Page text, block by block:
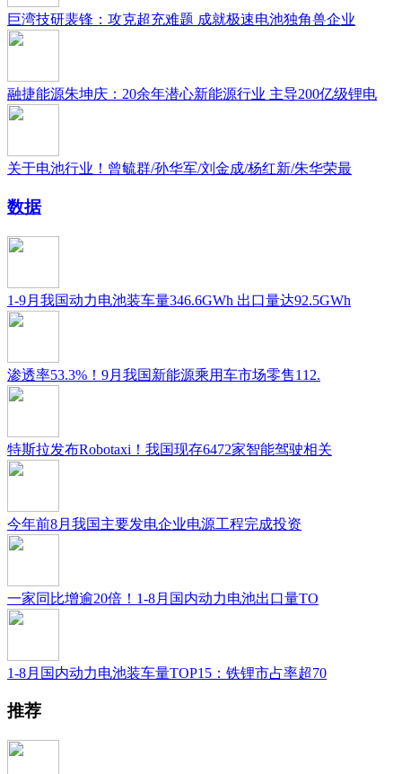
巨湾技研裴锋：攻克超充难题 成就极速电池独角兽企业
融捷能源朱坤庆：20余年潜心新能源行业 主导200亿级锂电
关于电池行业！曾毓群/孙华军/刘金成/杨红新/朱华荣最
数据
1-9月我国动力电池装车量346.6GWh 出口量达92.5GWh
渗透率53.3%！9月我国新能源乘用车市场零售112.
特斯拉发布Robotaxi！我国现存6472家智能驾驶相关
今年前8月我国主要发电企业电源工程完成投资
一家同比增逾20倍！1-8月国内动力电池出口量TO
1-8月国内动力电池装车量TOP15：铁锂市占率超70
推荐